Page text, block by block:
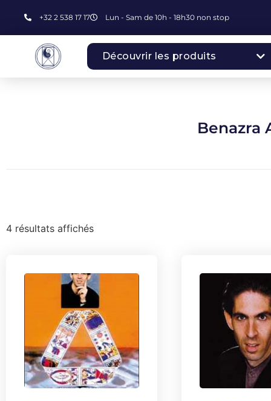
+32 2 538 17 17 Lun - Sam de 10h - 18h30 non stop
Découvrir les produits
Benazra
4 résultats affichés